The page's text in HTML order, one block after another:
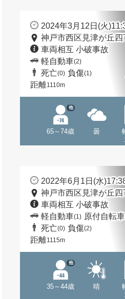
2024年3月12日(火
神戸市西区見津が丘四
車両相互 小破事故
軽自動車(2)
死亡(0) 負傷(1)
距離1110m
65～74歳
他
曇
2022年6月1日(水
神戸市西区見津が丘四
車両相互 小破事故
軽自動車(1) 原付自転車
死亡(0) 負傷(2)
距離1115m
35～44歳
他
晴